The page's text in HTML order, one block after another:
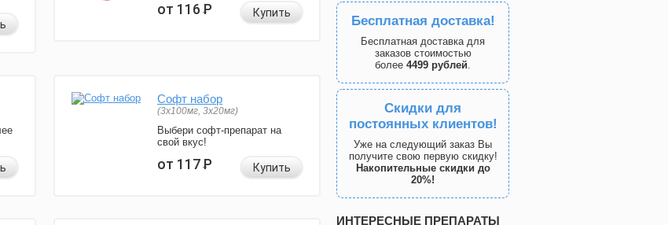
от 116Р Купить
Софт набор
(3x100мг, 3x20мг)
Выбери софт-препарат на
свой вкус!
от 117Р Купить
Бесплатная доставка!
Бесплатная доставка для
заказов стоимостью
более 4499 рублей.
Скидки для
постоянных клиентов!
Уже на следующий заказ Вы
получите свою первую скидку!
Накопительные скидки до
20%!
ИНТЕРЕСНЫЕ ПРЕПАРАТЫ